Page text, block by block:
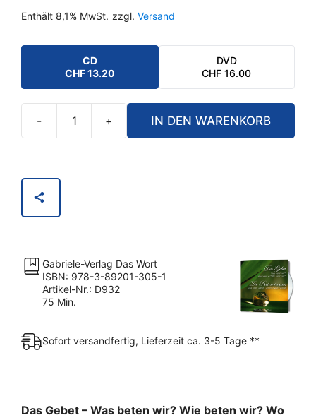
Enthält 8,1% MwSt. zzgl. Versand
CD
CHF13.20
DVD
CHF 16.00
-
uns
+ IN DEN WARENKORB
Gabriele-Verlag Das Wort
ISBN: 978-3-89201-305-1
Artikel-Nr.: D932
75 Min.
Sofort versandfertig, Lieferzeit ca. 3-5 Tage **
Das Gebet – Was beten wir? Wie beten wir? Wo